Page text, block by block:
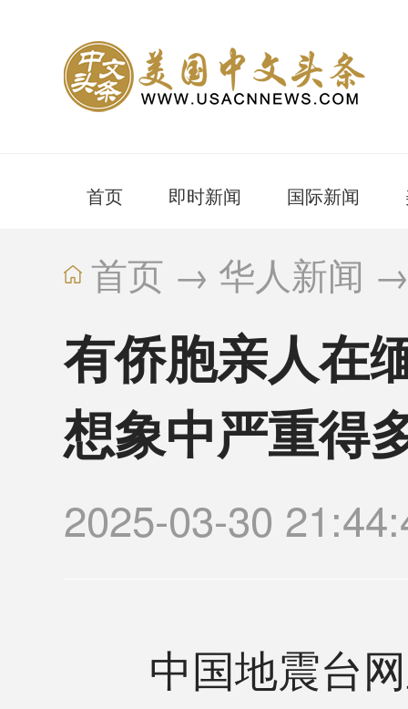
首页 即时新闻 国际新闻
首页 → 华人新闻
有侨胞亲人在
想象中严重得
2025-03-30
中国地震台网